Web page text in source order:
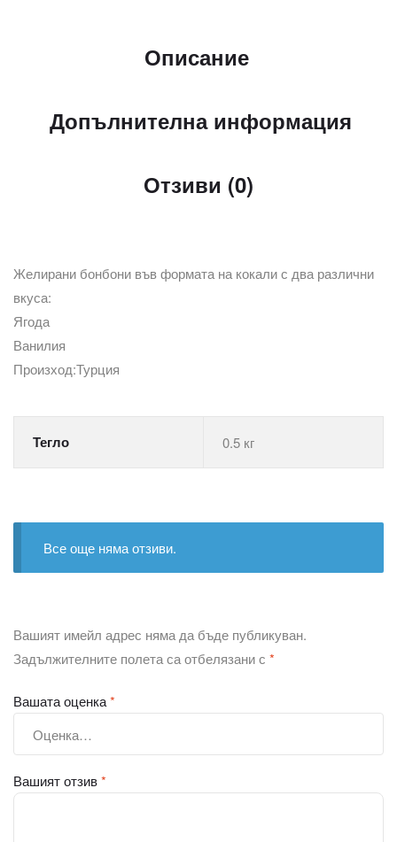
Описание
Допълнителна информация
Отзиви (0)
Желирани бонбони във формата на кокали с два различни
вкуса:
Ягода
Ванилия
Произход:Турция
Тегло 0.5 кг
Все още няма отзиви.
Вашият имейл адрес няма да бъде публикуван.
Задължителните полета са отбелязани с *
Вашата оценка*
Вашият отзив*